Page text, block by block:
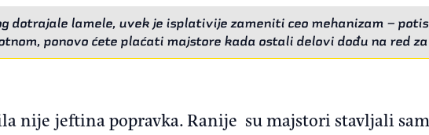
dotrajale lamele, uvek je isplativije zameniti ceo mehanizam –
ponovo ćete plaćati majstore kada ostali delovi dođu na red
nije jeftina popravka. Ranije su majstori stavljali